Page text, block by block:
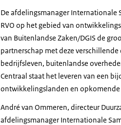
De afdelingsmanager
RVO op het gebied van
van Buitenlandse Zaken/DGIS de
partnerschap met deze
bedrijfsleven, buitenlandse
Centraal staat het leveren van een
ontwikkelingslanden en
André van Ommeren, directeur
afdelingsmanager Internationale